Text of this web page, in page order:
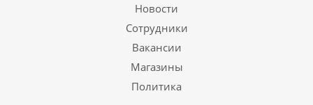
Новости
Сотрудники
Вакансии
Магазины
Политика